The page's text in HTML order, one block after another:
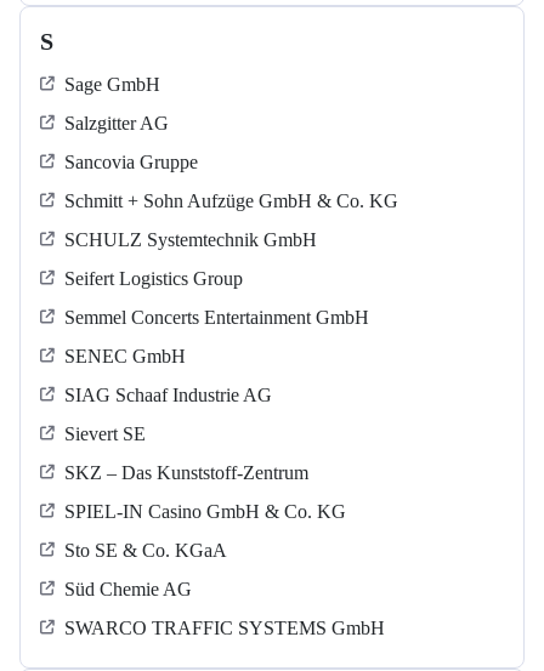
S
Sage GmbH
Salzgitter AG
Sancovia Gruppe
Schmitt + Sohn Aufzüge GmbH & Co. KG
SCHULZ Systemtechnik GmbH
Seifert Logistics Group
Semmel Concerts Entertainment GmbH
SENEC GmbH
SIAG Schaaf Industrie AG
Sievert SE
SKZ – Das Kunststoff-Zentrum
SPIEL-IN Casino GmbH & Co. KG
Sto SE & Co. KGaA
Süd Chemie AG
SWARCO TRAFFIC SYSTEMS GmbH